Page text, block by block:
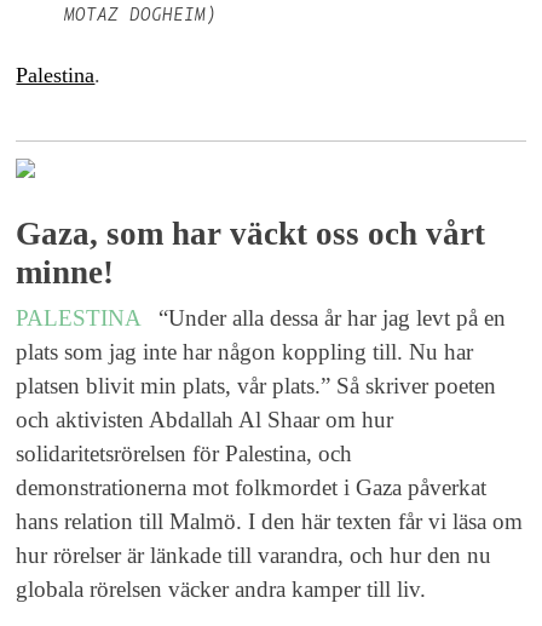
MOTAZ DOGHEIM)
Palestina.
Gaza, som har väckt oss och vårt
minne!
PALESTINA
“Under alla dessa år har jag levt på en
plats som jag inte har någon koppling till. Nu har
platsen blivit min plats, vår plats.” Så skriver poeten
och aktivisten Abdallah Al Shaar om hur
solidaritetsrörelsen för Palestina, och
demonstrationerna mot folkmordet i Gaza påverkat
hans relation till Malmö. I den här texten får vi läsa om
hur rörelser är länkade till varandra, och hur den nu
globala rörelsen väcker andra kamper till liv.